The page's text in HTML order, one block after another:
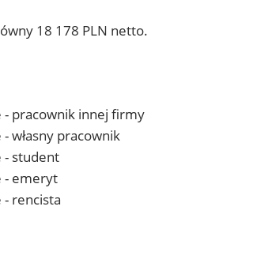
18 178 PLN netto.
pracownik innej firmy
własny pracownik
- student
- emeryt
rencista